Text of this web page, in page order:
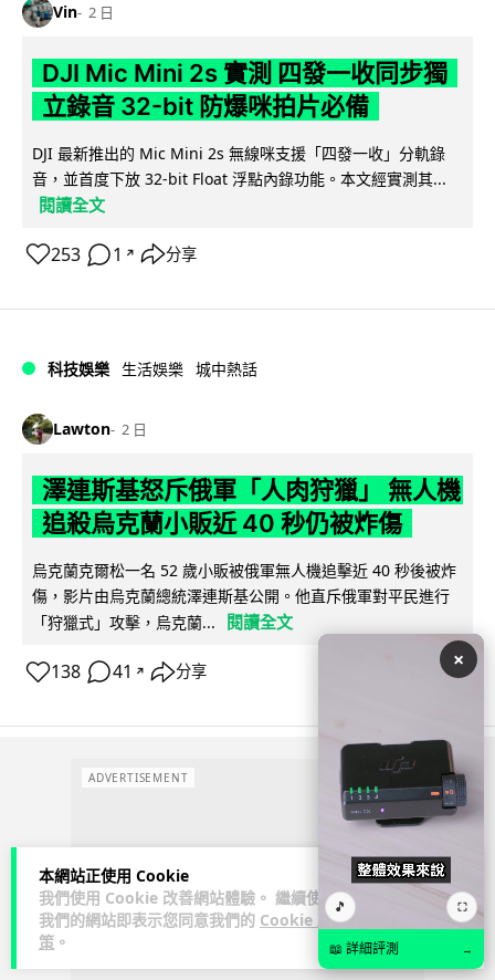
本網站正使用 Cookie
我們使用 Cookie 改善網站體驗。 繼續使用
我們的網站即表示您同意我們的 Cookie 政
策 。
Vin 2 日
DJI Mic Mini 2s 實測 四發一收同步獨
立錄音 32-bit 防爆咪拍片必備
DJI 最新推出的 Mic Mini 2s 無線咪支援「四發一收」分軌錄
音，並首度下放 32-bit Float 浮點內錄功能。本文經實測其...
閱讀全文
253 1 ↗ 分享
科技娛樂 生活娛樂 城中熱話
Lawton 2 日
澤連斯基怒斥俄軍「人肉狩獵」 無人機
追殺烏克蘭小販近 40 秒仍被炸傷
烏克蘭克爾松一名 52 歲小販被俄軍無人機追擊近 40 秒後被炸
傷，影片由烏克蘭總統澤連斯基公開。他直斥俄軍對平民進行
「狩獵式」攻擊，烏克蘭...
閱讀全文
138 41 ↗ 分享
ADVERTISEMENT
×
🎵 ⛶
📖 詳細評測 →